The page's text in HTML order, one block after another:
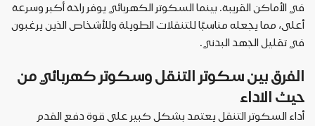
في الأماكن القريبة. بينما السكوتر الكهربائي يوفر راحة أكبر وسرعة
أعلى، مما يجعله مناسبًا للتنقلات الطويلة وللأشخاص الذين يرغبون
في تقليل الجهد البدني .
الفرق بين سكوتر التنقل وسكوتر كهربائي من
حيث الاداء
أداء السكوتر التنقل يعتمد بشكل كبير على قوة دفع القدم